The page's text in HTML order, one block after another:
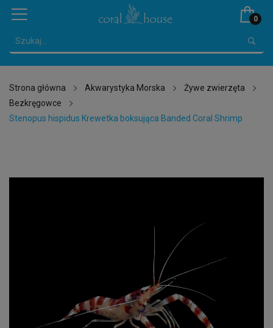
0
Strona główna Akwarystyka Morska
Żywe zwierzęta
Bezkręgowce
Stenopus hispidus Krewetka boksująca Banded Coral Shrimp